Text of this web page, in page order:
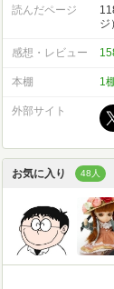
読んだページ
ジ
感想・レビュー
本棚 1
外部サイト
お気に入り 48人